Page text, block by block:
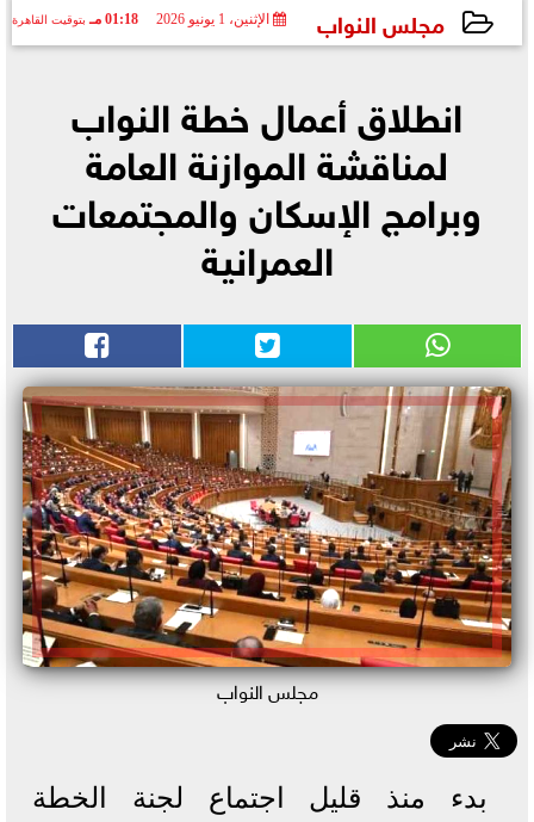
مجلس النواب الإثنين، 1 يونيو 2026 01:18 مـ بتوقيت القاهرة
انطلاق أعمال خطة النواب
لمناقشة الموازنة العامة
وبرامج الإسكان والمجتمعات
العمرانية
مجلس النواب
بدء منذ قليل اجتماع لجنة الخطة